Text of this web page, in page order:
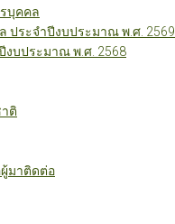
บุคคล
ระจำปีงบประมาณ พ.ศ. 2569
บประมาณ พ.ศ. 2568
ติ
มาติดต่อ